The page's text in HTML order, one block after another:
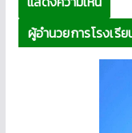
ผู้อำนวยการโรงเรีย